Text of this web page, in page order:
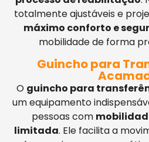
totalmente ajustáveis e
máximo conforto e
mobilidade de forma
Guincho para
O guincho para
um equipamento
pessoas com
limitada. Ele facilita a